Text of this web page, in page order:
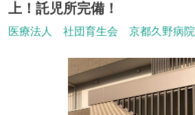
上！託児所完備！
医療法人 社団育生会 京都久野病院